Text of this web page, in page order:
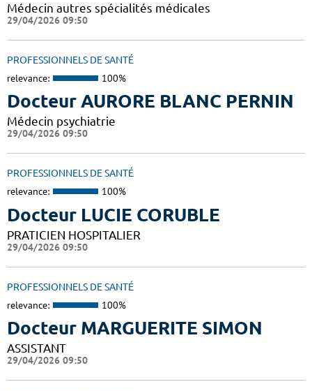
Médecin autres spécialités médicales
29/04/2026 09:50
PROFESSIONNELS DE SANTÉ
relevance: 100%
Docteur AURORE BLANC PERNIN
Médecin psychiatrie
29/04/2026 09:50
PROFESSIONNELS DE SANTÉ
relevance: 100%
Docteur LUCIE CORUBLE
PRATICIEN HOSPITALIER
29/04/2026 09:50
PROFESSIONNELS DE SANTÉ
relevance: 100%
Docteur MARGUERITE SIMON
ASSISTANT
29/04/2026 09:50